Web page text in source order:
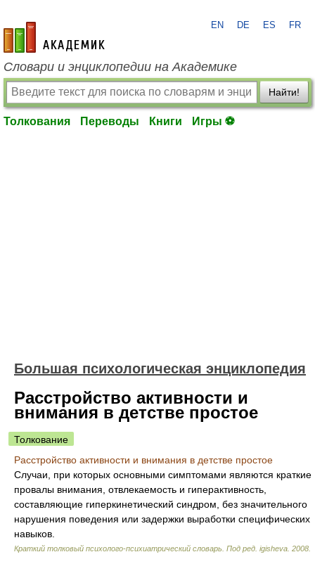
academic.ru
EN DE ES FR
Словари и энциклопедии на Академике
Найти!
Толкования Переводы Книги Игры ⚽
Большая психологическая энциклопедия
Расстройство активности и
внимания в детстве простое
Толкование
Расстройство активности и внимания в детстве простое
Случаи, при которых основными симптомами являются краткие
провалы внимания, отвлекаемость и гиперактивность,
составляющие гиперкинетический синдром, без значительного
нарушения поведения или задержки выработки специфических
навыков.
Краткий толковый психолого-психиатрический словарь Под ред. igisheva 2008